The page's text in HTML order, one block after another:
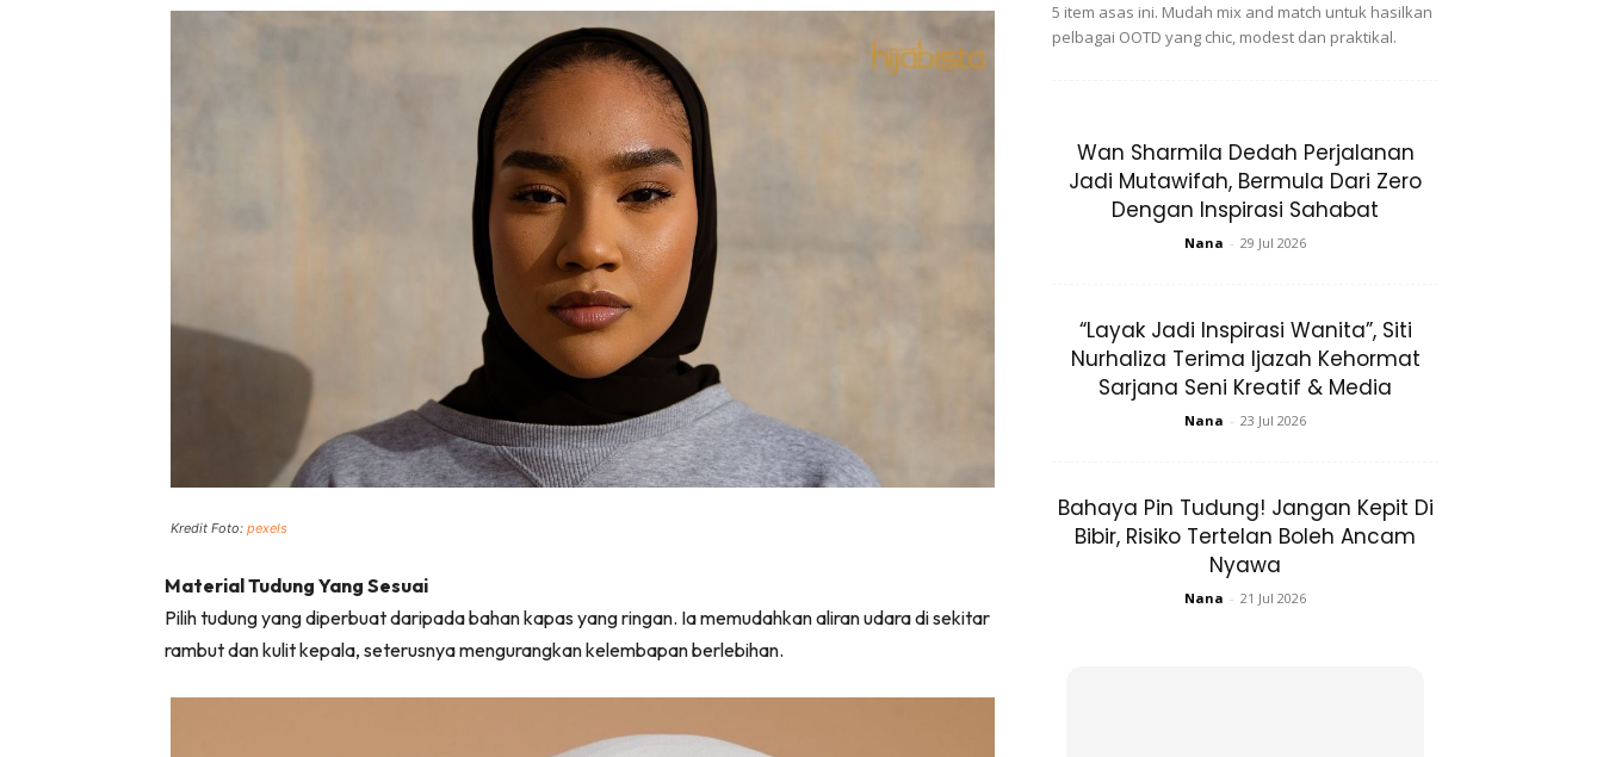
Kredit Foto: pexels
Material Tudung Yang Sesuai
Pilih tudung yang diperbuat daripada bahan kapas yang ringan. Ia memudahkan aliran udara di sekitar
rambut dan kulit kepala, seterusnya mengurangkan kelembapan berlebihan.
5 item asas ini. Mudah mix and match untuk hasilkan
pelbagai OOTD yang chic, modest dan praktikal.
Wan Sharmila Dedah Perjalanan
Jadi Mutawifah, Bermula Dari Zero
Dengan Inspirasi Sahabat
Nana - 29 Jul 2026
“Layak Jadi Inspirasi Wanita”, Siti
Nurhaliza Terima Ijazah Kehormat
Sarjana Seni Kreatif & Media
Nana - 23 Jul 2026
Bahaya Pin Tudung! Jangan Kepit Di
Bibir, Risiko Tertelan Boleh Ancam
Nyawa
Nana - 21 Jul 2026